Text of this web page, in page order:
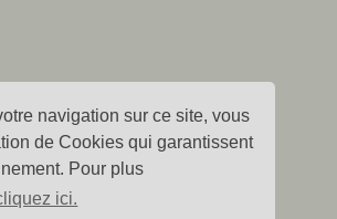
navigation sur ce site, vous
de Cookies qui garantissent
Pour plus
ici.